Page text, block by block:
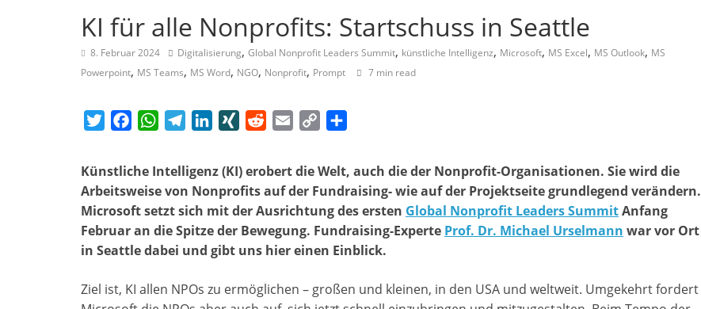
c
h
g
a
z
i
f
KI für alle Nonprofits: Startschuss in Seattle
8. Februar 2024 Digitalisierung, Global Nonprofit Leaders Summit, künstliche Intelligenz, Microsoft, MS Excel, MS Outlook, MS
Powerpoint, MS Teams, MS Word, NGO, Nonprofit, Prompt 7 min read
r
c
b
o
W
s
A
p
l
e
g
a
I
G
d
i
n
l
Künstliche Intelligenz (KI) erobert die Welt, auch die der Nonprofit-Organisationen. Sie wird die
Arbeitsweise von Nonprofits auf der Fundraising- wie auf der Projektseite grundlegend verändern.
Microsoft setzt sich mit der Ausrichtung des ersten Global Nonprofit Leaders SummitAnfang
Februar an die Spitze der Bewegung. Fundraising-Experte Prof. Dr. Michael Urselmann war vor Ort
in Seattle dabei und gibt uns hier einen Einblick.
Ziel ist, KI allen NPOs zu ermöglichen – großen und kleinen, in den USA und weltweit. Umgekehrt fordert